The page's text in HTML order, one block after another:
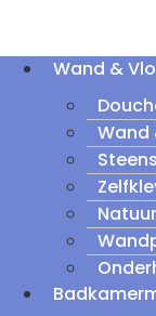
Wand &
Wand